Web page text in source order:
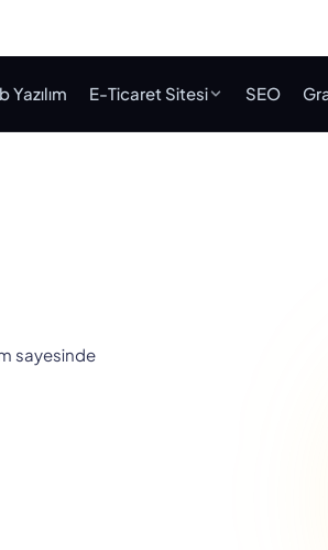
Yazılım E-Ticaret Sitesi SEO
sayesinde